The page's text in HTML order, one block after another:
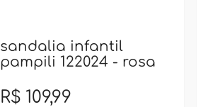
sandalia infantil
pampili 122024 - rosa
R$ 109,99